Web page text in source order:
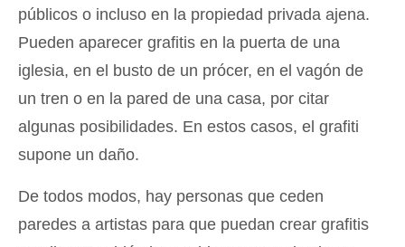
públicos o incluso en la propiedad privada ajena.
Pueden aparecer grafitis en la puerta de una
iglesia, en el busto de un prócer, en el vagón de
un tren o en la pared de una casa, por citar
algunas posibilidades. En estos casos, el grafiti
supone un daño.
De todos modos, hay personas que ceden
paredes a artistas para que puedan crear grafitis